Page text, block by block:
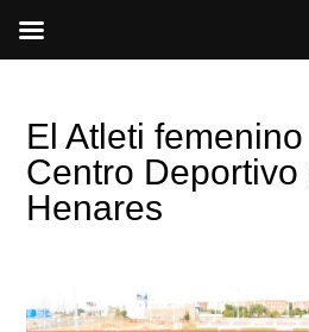
El Atleti
Centro Deportivo
Henares